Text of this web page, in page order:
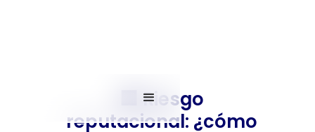
🏢 Riesgo
reputacional: ¿cómo